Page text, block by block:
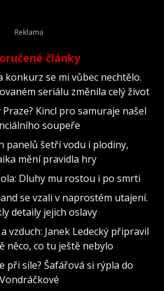
články
konkurz se mi vůbec nechtělo.
seriálu změnila celý život
Praze? Kincl pro samuraje našel
soupeře
panelů šetří vodu i plodiny,
mění pravidla hry
Dluhy mu rostou i po smrti
se vzali v naprostém utajení.
detaily jejich oslavy
vzduch: Janek Ledecký připravil
něco, co tu ještě nebylo
při síle? Šafářová si rýpla do
Vondráčkové